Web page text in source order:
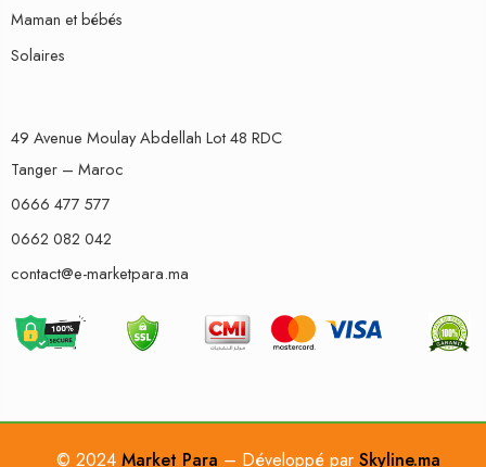
Maman et bébés
Solaires
49 Avenue Moulay Abdellah Lot 48 RDC
Tanger – Maroc
0666 477 577
0662 082 042
contact@e-marketpara.ma
© 2024 Market Para – Développé par Skyline.ma